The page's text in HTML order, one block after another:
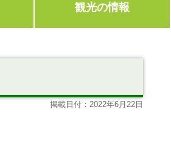
観光の情報
掲載日付：2022年6月22日